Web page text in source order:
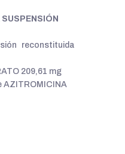
reconstituida
209,61 mg
AZITROMICINA